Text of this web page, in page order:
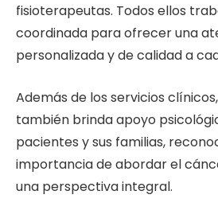
fisioterapeutas. Todos ellos
coordinada para ofrecer una
personalizada y de calidad a
Además de los servicios
también brinda apoyo
pacientes y sus familias,
importancia de abordar el
una perspectiva integral.